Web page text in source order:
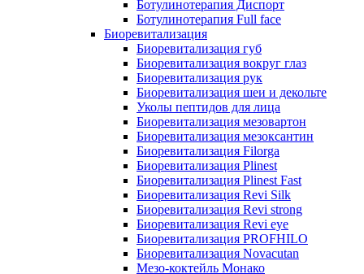
Ботулинотерапия Диспорт
Ботулинотерапия Full face
Биоревитализация
Биоревитализация губ
Биоревитализация вокруг глаз
Биоревитализация рук
Биоревитализация шеи и декольте
Уколы пептидов для лица
Биоревитализация мезовартон
Биоревитализация мезоксантин
Биоревитализация Filorga
Биоревитализация Plinest
Биоревитализация Plinest Fast
Биоревитализация Revi Silk
Биоревитализация Revi strong
Биоревитализация Revi eye
Биоревитализация PROFHILO
Биоревитализация Novacutan
Мезо-коктейль Монако